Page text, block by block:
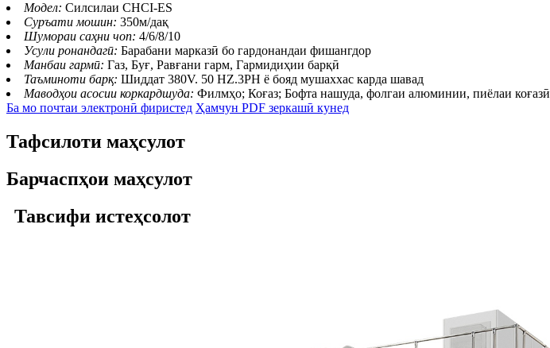
Модел: Силсилаи CHCI-ES
Суръати мошин: 350м/дақ
Шумораи саҳни чоп: 4/6/8/10
Усули ронандагӣ: Барабани марказӣ бо гардонандаи фишангдор
Манбаи гармӣ: Газ, Буғ, Равғани гарм, Гармидиҳии барқӣ
Таъминоти барқ: Шиддат 380V. 50 HZ.3PH ё бояд мушаххас карда шавад
Маводҳои асосии коркардшуда: Филмҳо; Коғаз; Бофта нашуда, фолгаи алюминии, пиёлаи коғазӣ
Ба мо почтаи электронӣ фиристед Ҳамчун PDF зеркашӣ кунед
Тафсилоти маҳсулот
Барчаспҳои маҳсулот
Тавсифи истеҳсолот